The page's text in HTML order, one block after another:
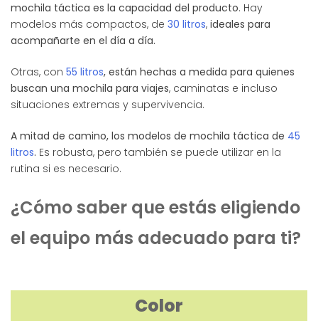
mochila táctica es la capacidad del producto. Hay
modelos más compactos, de 30 litros, ideales para
acompañarte en el día a día.
Otras, con 55 litros, están hechas a medida para quienes
buscan una mochila para viajes, caminatas e incluso
situaciones extremas y supervivencia.
A mitad de camino, los modelos de mochila táctica de 45
litros. Es robusta, pero también se puede utilizar en la
rutina si es necesario.
¿Cómo saber que estás eligiendo
el equipo más adecuado para ti?
Color